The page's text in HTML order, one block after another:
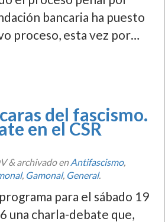
bancaria ha puesto
proceso, esta vez por…
del fascismo.
en el CSR
&archivado enAntifascismo,
, Gamonal, General.
para el sábado 19
una charla-debate que,